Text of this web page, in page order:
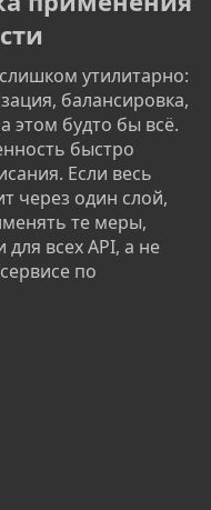
утилитарно:
балансировка,
этом будто бы всё.
быстро
Если весь
через один слой,
те меры,
всех API, а не
по